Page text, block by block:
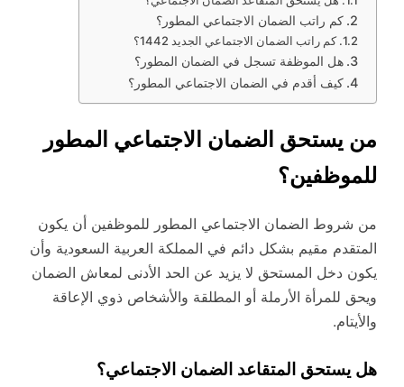
كم راتب الضمان الاجتماعي المطور؟
كم راتب الضمان الاجتماعي الجديد 1442؟
هل الموظفة تسجل في الضمان المطور؟
كيف أقدم في الضمان الاجتماعي المطور؟
من يستحق الضمان الاجتماعي المطور
للموظفين؟
من شروط الضمان الاجتماعي المطور للموظفين أن يكون
المتقدم مقيم بشكل دائم في المملكة العربية السعودية وأن
يكون دخل المستحق لا يزيد عن الحد الأدنى لمعاش الضمان
ويحق للمرأة الأرملة أو المطلقة والأشخاص ذوي الإعاقة
والأيتام.
هل يستحق المتقاعد الضمان الاجتماعي؟